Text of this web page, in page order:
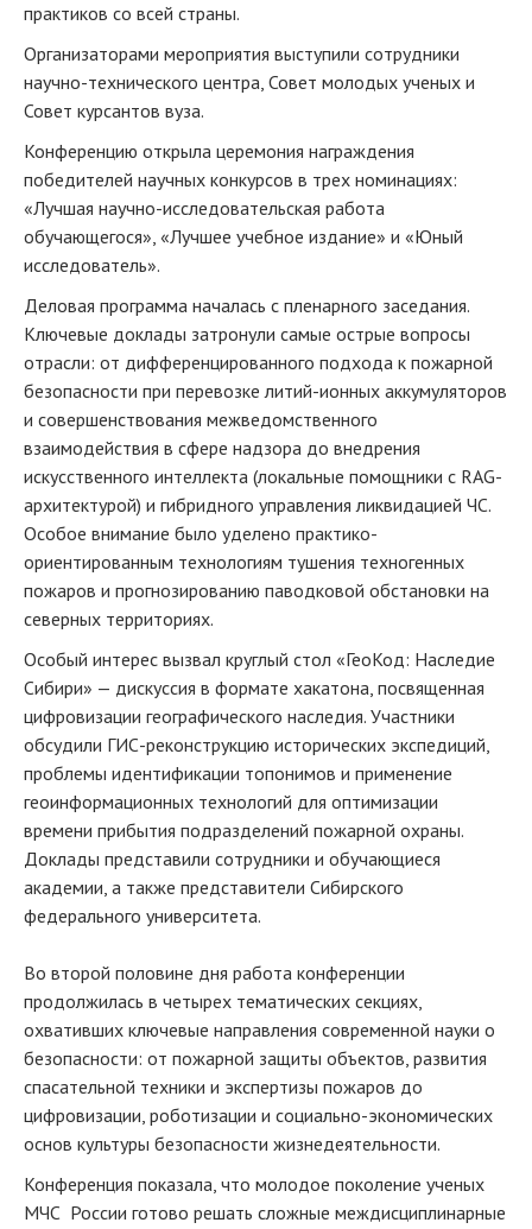
практиков со всей страны.
Организаторами мероприятия выступили сотрудники
научно-технического центра, Совет молодых ученых и
Совет курсантов вуза.
Конференцию открыла церемония награждения
победителей научных конкурсов в трех номинациях:
«Лучшая научно-исследовательская работа
обучающегося», «Лучшее учебное издание» и «Юный
исследователь».
Деловая программа началась с пленарного заседания.
Ключевые доклады затронули самые острые вопросы
отрасли: от дифференцированного подхода к пожарной
безопасности при перевозке литий-ионных аккумуляторов
и совершенствования межведомственного
взаимодействия в сфере надзора до внедрения
искусственного интеллекта (локальные помощники с RAG-
архитектурой) и гибридного управления ликвидацией ЧС.
Особое внимание было уделено практико-
ориентированным технологиям тушения техногенных
пожаров и прогнозированию паводковой обстановки на
северных территориях.
Особый интерес вызвал круглый стол «ГеоКод: Наследие
Сибири» — дискуссия в формате хакатона, посвященная
цифровизации географического наследия. Участники
обсудили ГИС-реконструкцию исторических экспедиций,
проблемы идентификации топонимов и применение
геоинформационных технологий для оптимизации
времени прибытия подразделений пожарной охраны.
Доклады представили сотрудники и обучающиеся
академии, а также представители Сибирского
федерального университета.
Во второй половине дня работа конференции
продолжилась в четырех тематических секциях,
охвативших ключевые направления современной науки о
безопасности: от пожарной защиты объектов, развития
спасательной техники и экспертизы пожаров до
цифровизации, роботизации и социально-экономических
основ культуры безопасности жизнедеятельности.
Конференция показала, что молодое поколение ученых
МЧС России готово решать сложные междисциплинарные